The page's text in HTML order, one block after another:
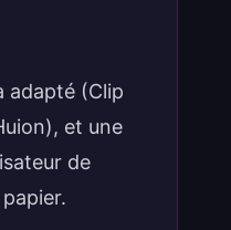
adapté (Clip
et une
de